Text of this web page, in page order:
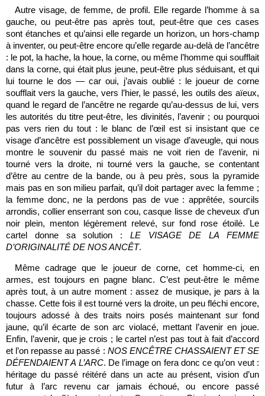
Autre visage, de femme, de profil. Elle regarde l’homme à sa
gauche, ou peut-être pas après tout, peut-être que ces cases
sont étanches et qu’ainsi elle regarde un horizon, un hors-champ
à inventer, ou peut-être encore qu’elle regarde au-delà de l’ancêtre
: le pot, la hache, la houe, la corne, ou même l’homme qui soufflait
dans la corne, qui était plus jeune, peut-être plus séduisant, et qui
lui tourne le dos — car oui, j’avais oublié : le joueur de corne
soufflait vers la gauche, vers l’hier, le passé, les outils des aïeux,
quand le regard de l’ancêtre ne regarde qu’au-dessus de lui, vers
les autorités du titre peut-être, les divinités, l’avenir ; ou pourquoi
pas vers rien du tout : le blanc de l’œil est si insistant que ce
visage d’ancêtre est possiblement un visage d’aveugle, qui nous
montre le souvenir du passé mais ne voit rien de l’avenir, ni
tourné vers la droite, ni tourné vers la gauche, se contentant
d’être au centre de la bande, ou à peu près, sous la pyramide
mais pas en son milieu parfait, qu’il doit partager avec la femme ;
la femme donc, ne la perdons pas de vue : apprêtée, sourcils
arrondis, collier enserrant son cou, casque lisse de cheveux d’un
noir plein, menton légèrement relevé, sur fond rose étoilé. Le
cartel donne sa solution : LE VISAGE DE LA FEMME
D’ORIGINALITÉ DE NOS ANCÊT.
Même cadrage que le joueur de corne, cet homme-ci, en
armes, est toujours en pagne blanc. C’est peut-être le même
après tout, à un autre moment : assez de musique, je pars à la
chasse. Cette fois il est tourné vers la droite, un peu fléchi encore,
toujours adossé à des traits noirs posés maintenant sur fond
jaune, qu’il écarte de son arc violacé, mettant l’avenir en joue.
Enfin, l’avenir, que je crois ; le cartel n’est pas tout à fait d’accord
et l’on repasse au passé : NOS ENCÊTRE CHASSAIENT ET SE
DÉFENDAIENT A L’ARC. De l’image on fera donc ce qu’on veut :
héritage du passé réitéré dans un acte au présent, vision d’un
futur à l’arc revenu car jamais échoué, ou encore passé